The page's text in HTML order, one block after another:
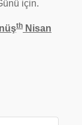
için.
th Nisan